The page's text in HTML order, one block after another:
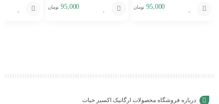
95,000 تومان 95,000 تومان
درباره فروشگاه محصولات ارگانیک اکسیر حیات